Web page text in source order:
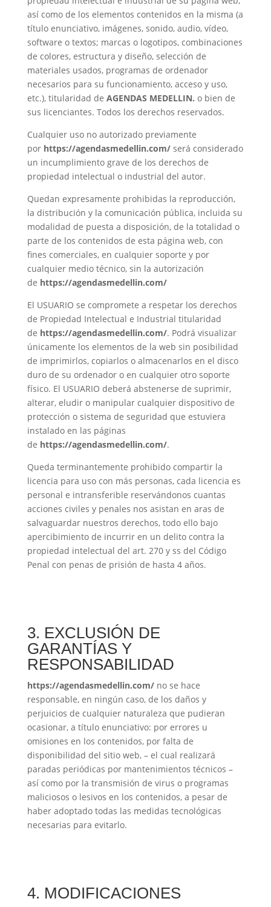
así como de los elementos contenidos en la misma (a
título enunciativo, imágenes, sonido, audio, vídeo,
software o textos; marcas o logotipos, combinaciones
de colores, estructura y diseño, selección de
materiales usados, programas de ordenador
necesarios para su funcionamiento, acceso y uso,
etc.), titularidad de AGENDAS MEDELLIN. o bien de
sus licenciantes. Todos los derechos reservados.
Cualquier uso no autorizado previamente
por https://agendasmedellin.com/será considerado
un incumplimiento grave de los derechos de
propiedad intelectual o industrial del autor.
Quedan expresamente prohibidas la reproducción,
la distribución y la comunicación pública, incluida su
modalidad de puesta a disposición, de la totalidad o
parte de los contenidos de esta página web, con
fines comerciales, en cualquier soporte y por
cualquier medio técnico, sin la autorización
de https://agendasmedellin.com/
El USUARIO se compromete a respetar los derechos
de Propiedad Intelectual e Industrial titularidad
de https://agendasmedellin.com/. Podrá visualizar
únicamente los elementos de la web sin posibilidad
de imprimirlos, copiarlos o almacenarlos en el disco
duro de su ordenador o en cualquier otro soporte
físico. El USUARIO deberá abstenerse de suprimir,
alterar, eludir o manipular cualquier dispositivo de
protección o sistema de seguridad que estuviera
instalado en las páginas
de https://agendasmedellin.com/.
Queda terminantemente prohibido compartir la
licencia para uso con más personas, cada licencia es
personal e intransferible reservándonos cuantas
acciones civiles y penales nos asistan en aras de
salvaguardar nuestros derechos, todo ello bajo
apercibimiento de incurrir en un delito contra la
propiedad intelectual del art. 270 y ss del Código
Penal con penas de prisión de hasta 4 años.
3. EXCLUSIÓN DE
GARANTÍAS Y
RESPONSABILIDAD
https://agendasmedellin.com/no se hace
responsable, en ningún caso, de los daños y
perjuicios de cualquier naturaleza que pudieran
ocasionar, a título enunciativo: por errores u
omisiones en los contenidos, por falta de
disponibilidad del sitio web, – el cual realizará
paradas periódicas por mantenimientos técnicos –
así como por la transmisión de virus o programas
maliciosos o lesivos en los contenidos, a pesar de
haber adoptado todas las medidas tecnológicas
necesarias para evitarlo.
4. MODIFICACIONES